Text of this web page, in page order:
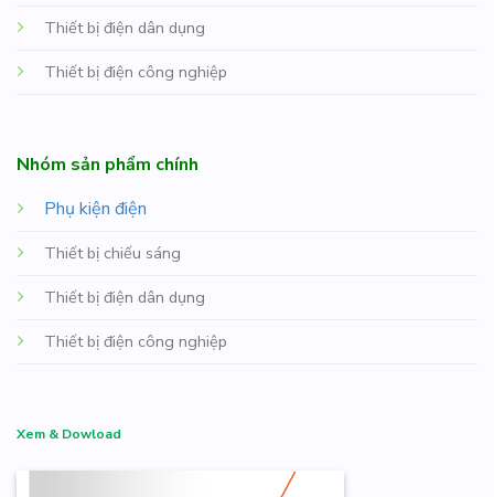
Thiết bị điện dân dụng
Thiết bị điện công nghiệp
Nhóm sản phẩm chính
Phụ kiện điện
Thiết bị chiếu sáng
Thiết bị điện dân dụng
Thiết bị điện công nghiệp
Xem & Dowload